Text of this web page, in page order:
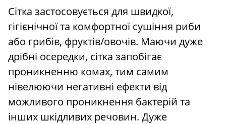
Сітка застосовується для швидкої,
гігієнічної та комфортної сушіння риби
або грибів, фруктів/овочів. Маючи дуже
дрібні осередки, сітка запобігає
проникненню комах, тим самим
нівелюючи негативні ефекти від
можливого проникнення бактерій та
інших шкідливих речовин. Дуже